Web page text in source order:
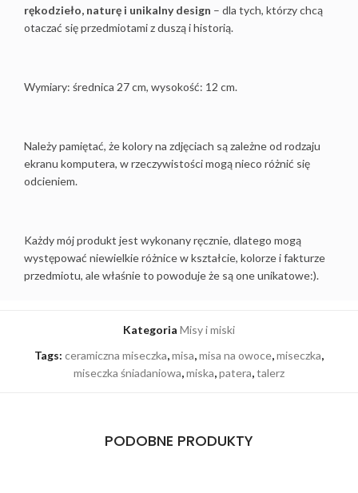
rękodzieło, naturę i unikalny design – dla tych, którzy chcą
otaczać się przedmiotami z duszą i historią.
Wymiary: średnica 27 cm, wysokość: 12 cm.
Należy pamiętać, że kolory na zdjęciach są zależne od rodzaju
ekranu komputera, w rzeczywistości mogą nieco różnić się
odcieniem.
Każdy mój produkt jest wykonany ręcznie, dlatego mogą
występować niewielkie różnice w kształcie, kolorze i fakturze
przedmiotu, ale właśnie to powoduje że są one unikatowe:).
Kategoria Misy i miski
Tags: ceramiczna miseczka,misa,misa na owoce,miseczka,
miseczka śniadaniowa,miska,patera,talerz
PODOBNE PRODUKTY